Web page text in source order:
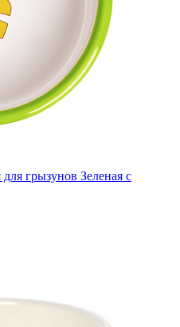
грызунов Зеленая с